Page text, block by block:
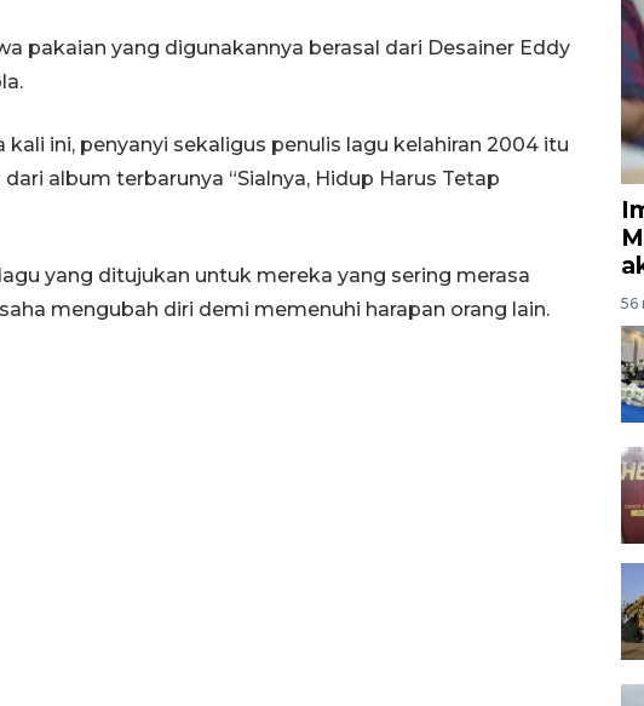
pakaian yang digunakannya berasal dari Desainer Eddy
kali ini, penyanyi sekaligus penulis lagu kelahiran 2004 itu
album terbarunya “Sialnya, Hidup Harus Tetap
yang ditujukan untuk mereka yang sering merasa
mengubah diri demi memenuhi harapan orang lain.
56